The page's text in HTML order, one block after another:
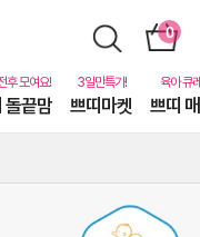
돌끝맘 쁘띠마켓 쁘띠